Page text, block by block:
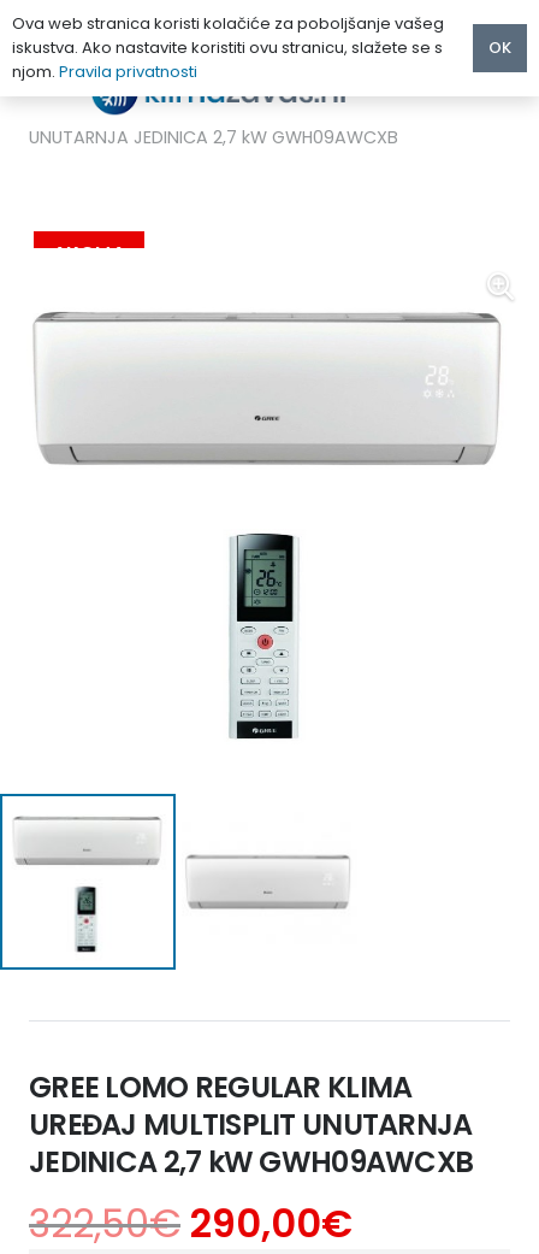
GREE LOMO REGULAR KLIMA UREĐAJ MULTISPLIT
UNUTARNJA JEDINICA 2,7 kW GWH09AWCXB
AKCIJA
GREE LOMO REGULAR KLIMA
UREĐAJ MULTISPLIT UNUTARNJA
JEDINICA 2,7 kW GWH09AWCXB
322,50€ 290,00€
Ova web stranica koristi kolačiće za poboljšanje vašeg
iskustva. Ako nastavite koristiti ovu stranicu, slažete se s
njom. Pravila privatnosti
OK